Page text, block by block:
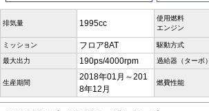
排気量 1995cc
使用燃料
エンジン
ミッション フロア8AT 駆動方式
最大出力 190ps/4000rpm 過給器（ターボ）
生産期間
2018年01月～201
8年12月
燃費性能